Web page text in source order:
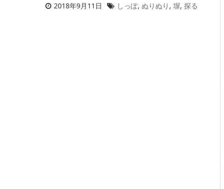
2018年9月11日 しっぽ, ぬりぬり , 塀, 探る